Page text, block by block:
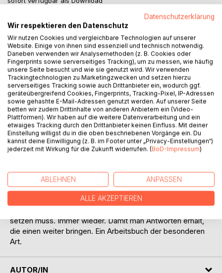
IN DEN WARENKORB
Auf die Merkliste
Titel bewerten
BESCHREIBUNG
Dieses Buch enthält ausschliesslich Fragen, es gibt darauf
keine Antworten. Es ist ein Buch voller Fragen, auf die der
Leser selbst seine Antwort finden muss. Mit Fragen, die in
setzen muss. Immer wieder. Damit man Antworten erhält,
die einen weiter bringen. Ein Arbeitsbuch der besonderen
Art.
AUTOR/IN
Datenschutzerklärung
Wir respektieren den Datenschutz
Wir nutzen Cookies und vergleichbare Technologien auf unserer
Website. Einige von ihnen sind essenziell und technisch notwendig.
Daneben verwenden wir Analysemethoden (z. B. Cookies oder
Fingerprints sowie serverseitiges Tracking), um zu messen, wie häufig
unsere Seite besucht und wie sie genutzt wird. Wir verwenden
Trackingtechnologien zu Marketingzwecken und setzen hierzu
serverseitiges Tracking sowie auch Drittanbieter ein, wodurch ggf.
geräteübergreifend Cookies, Fingerprints, Tracking-Pixel, IP-Adressen
sowie gehashte E-Mail-Adressen genutzt werden. Auf unserer Seite
betten wir zudem Drittinhalte von anderen Anbietern ein (Video-
Plattformen). Wir haben auf die weitere Datenverarbeitung und ein
etwaiges Tracking durch den Drittanbieter keinen Einfluss. Mit deiner
Einstellung willigst du in die oben beschriebenen Vorgänge ein. Du
kannst deine Einwilligung (z. B. im Footer unter „Privacy-Einstellungen“)
jederzeit mit Wirkung für die Zukunft widerrufen. (BoD-Impressum)
ABLEHNEN ANPASSEN
ALLE AKZEPTIEREN